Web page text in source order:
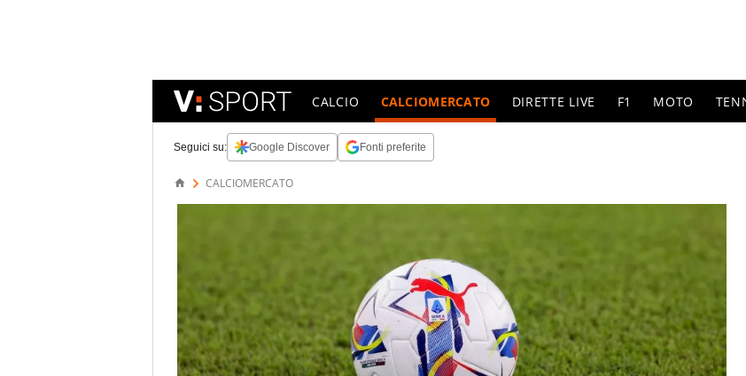
CALCIO CALCIOMERCATO DIRETTE LIVE F1 MOTO
Seguici su: Google Discover Fonti preferite
CALCIOMERCATO